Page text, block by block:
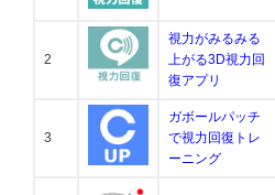
2
視力がみるみる
上がる3D視力回
復アプリ
3
ガボールパッチ
で視力回復トレ
ーニング